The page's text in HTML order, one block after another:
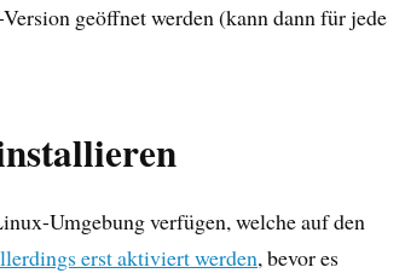
geöffnet werden (kann dann für jede
Umgebung verfügen, welche auf den
erst aktiviert werden, bevor es